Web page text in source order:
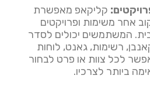
קליקאפ מאפשרת
אחר משימות ופרויקטים
המשתמשים יכולים לסדר
רשימות, גאנט, לוחות
לכל צוות או פרט לבחור
ביותר לצרכיו.